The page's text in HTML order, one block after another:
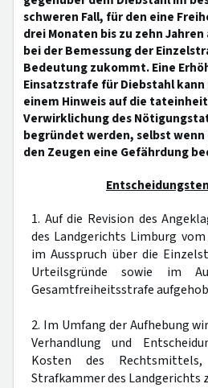
schweren Fall, für den eine
drei Monaten bis zu zehn
bei der Bemessung der
Bedeutung zukommt. Eine
Einsatzstrafe für Diebstahl
einem Hinweis auf die
Verwirklichung des
begründet werden, selbst
den Zeugen eine Gefährdung
1. Auf die Revision des
des Landgerichts Limburg
im Ausspruch über die
Urteilsgründe sowie im
Gesamtfreiheitsstrafe
2. Im Umfang der Aufhebung
Verhandlung und
Kosten des
Strafkammer des Landgerichts